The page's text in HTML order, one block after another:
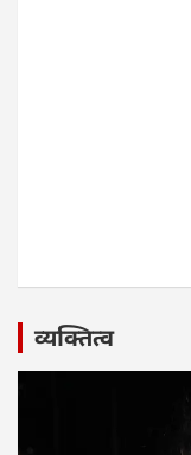
व्यक्तित्व